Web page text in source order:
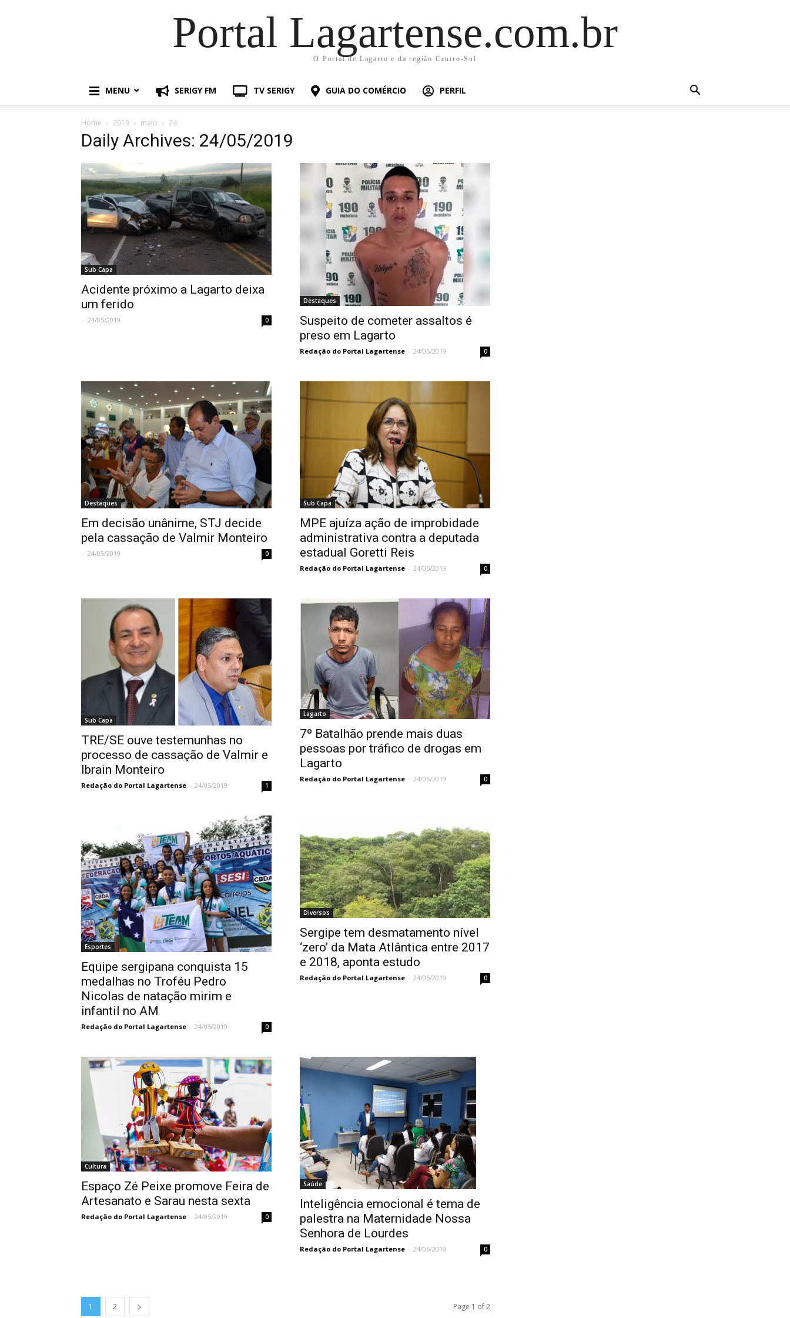
Portal Lagartense.com.br
O Portal de Lagarto e da região Centro-Sul
MENU SERIGY FM TV SERIGY GUIA DO COMÉRCIO PERFIL
Home 2019 maio 24
Daily Archives: 24/05/2019
Sub Capa
Acidente próximo a Lagarto deixa
um ferido
- 24/05/2019 0
Destaques
Suspeito de cometer assaltos é
preso em Lagarto
Redação do Portal Lagartense - 24/05/2019 0
Destaques
Em decisão unânime, STJ decide
pela cassação de Valmir Monteiro
- 24/05/2019 0
Sub Capa
MPE ajuíza ação de improbidade
administrativa contra a deputada
estadual Goretti Reis
Redação do Portal Lagartense - 24/05/2019 0
Sub Capa
TRE/SE ouve testemunhas no
processo de cassação de Valmir e
Ibrain Monteiro
Redação do Portal Lagartense - 24/05/2019 1
Lagarto
7º Batalhão prende mais duas
pessoas por tráfico de drogas em
Lagarto
Redação do Portal Lagartense - 24/05/2019 0
Esportes
Equipe sergipana conquista 15
medalhas no Troféu Pedro
Nicolas de natação mirim e
infantil no AM
Redação do Portal Lagartense - 24/05/2019 0
Diversos
Sergipe tem desmatamento nível
‘zero’ da Mata Atlântica entre 2017
e 2018, aponta estudo
Redação do Portal Lagartense - 24/05/2019 0
Cultura
Espaço Zé Peixe promove Feira de
Artesanato e Sarau nesta sexta
Redação do Portal Lagartense - 24/05/2019 0
Saúde
Inteligência emocional é tema de
palestra na Maternidade Nossa
Senhora de Lourdes
Redação do Portal Lagartense - 24/05/2019 0
1 2 Page 1 of 2